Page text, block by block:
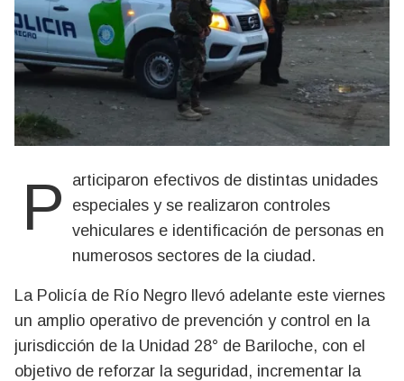
Participaron efectivos de distintas unidades
especiales y se realizaron controles
vehiculares e identificación de personas en
numerosos sectores de la ciudad.
La Policía de Río Negro llevó adelante este viernes
un amplio operativo de prevención y control en la
jurisdicción de la Unidad 28° de Bariloche, con el
objetivo de reforzar la seguridad, incrementar la